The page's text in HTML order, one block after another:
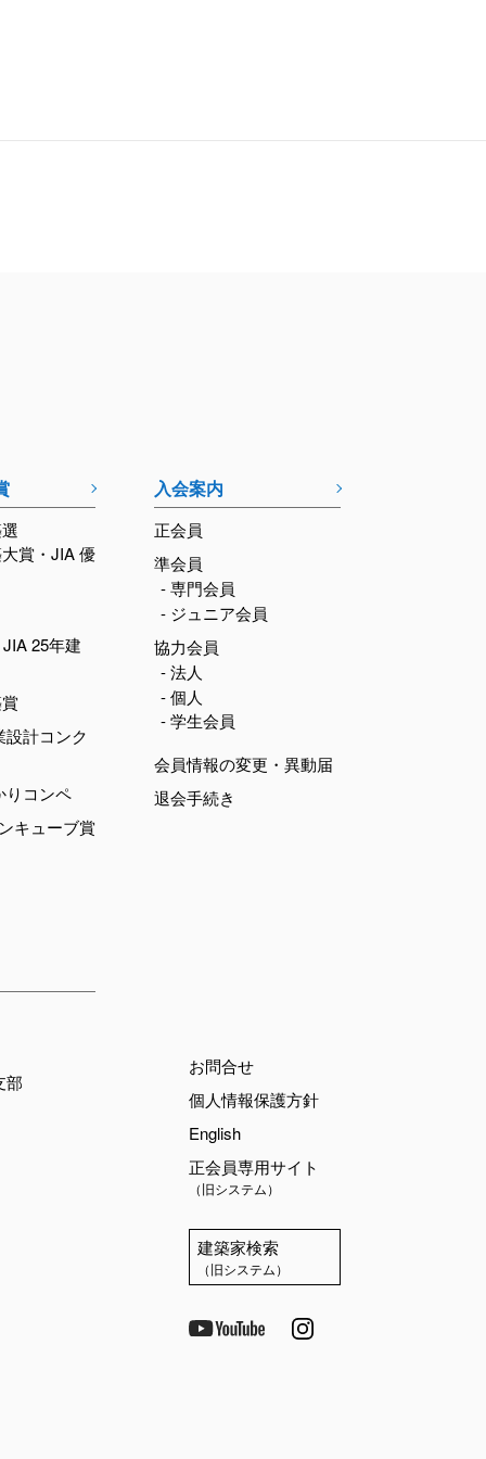
賞・JIA 優
25年建
計コンク
りコンペ
キューブ賞
入会案内
正会員
準会員
- 専門会員
- ジュニア会員
協力会員
- 法人
- 個人
- 学生会員
会員情報の変更・異動届
退会手続き
部
お問合せ
個人情報保護方針
English
正会員専用サイト
（旧システム）
建築家検索
（旧システム）